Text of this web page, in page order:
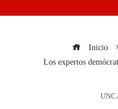
Inicio
Los expertos